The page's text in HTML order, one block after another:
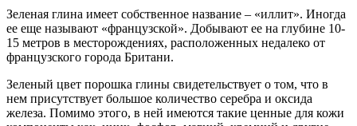
Зеленая глина имеет собственное название – «иллит». Иногда
ее еще называют «французской». Добывают ее на глубине 10-
15 метров в месторождениях, расположенных недалеко от
французского города Британи.
Зеленый цвет порошка глины свидетельствует о том, что в
нем присутствует большое количество серебра и оксида
железа. Помимо этого, в ней имеются такие ценные для кожи